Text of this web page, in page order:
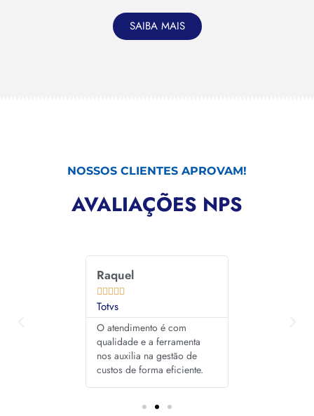
SAIBA MAIS
NOSSOS CLIENTES APROVAM!
AVALIAÇÕES NPS
Raquel
    
Totvs
O atendimento é com
qualidade e a ferramenta
nos auxilia na gestão de
custos de forma eficiente.